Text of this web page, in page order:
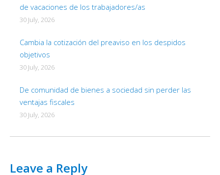
de vacaciones de los trabajadores/as
30 July, 2026
Cambia la cotización del preaviso en los despidos
objetivos
30 July, 2026
De comunidad de bienes a sociedad sin perder las
ventajas fiscales
30 July, 2026
Leave a Reply